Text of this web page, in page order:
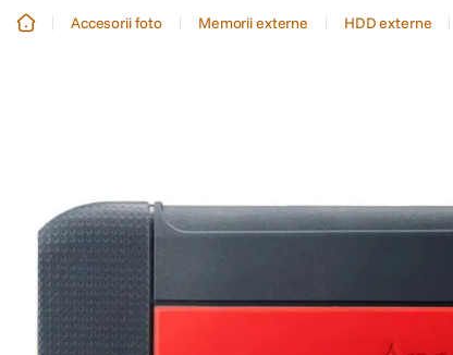
2. trepied
lavaliera
Accesorii foto Memorii externe HDD externe